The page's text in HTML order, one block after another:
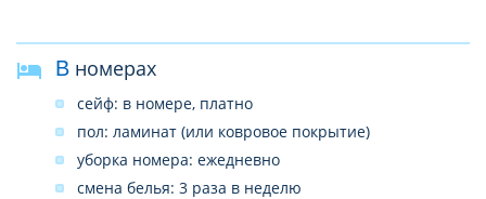
В номерах
сейф: в номере, платно
пол: ламинат (или ковровое покрытие)
уборка номера: ежедневно
смена белья: 3 раза в неделю